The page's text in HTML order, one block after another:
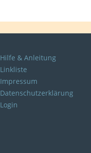
Hilfe & Anleitung
Linkliste
Impressum
Datenschutzerklärung
Login